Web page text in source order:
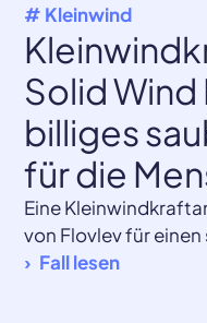
# Kleinwind
Solid
billiges
für die
Eine
von Flovlev für
Fall lesen